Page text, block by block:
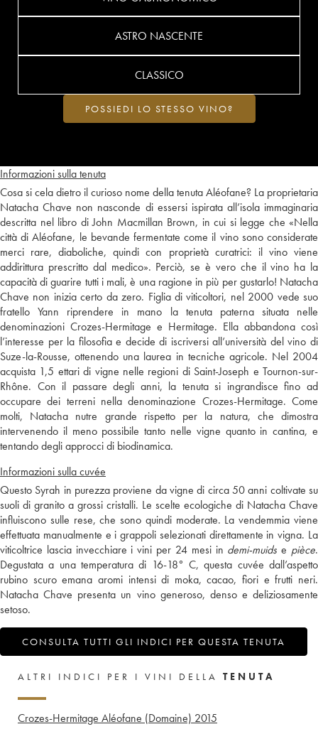
Informazioni sulla tenuta
Cosa si cela dietro il curioso nome della tenuta Aléofane? La proprietaria
Natacha Chave non nasconde di essersi ispirata all’isola immaginaria
descritta nel libro di John Macmillan Brown, in cui si legge che «Nella
città di Aléofane, le bevande fermentate come il vino sono considerate
merci rare, diaboliche, quindi con proprietà curatrici: il vino viene
addirittura prescritto dal medico». Perciò, se è vero che il vino ha la
capacità di guarire tutti i mali, è una ragione in più per gustarlo! Natacha
Chave non inizia certo da zero. Figlia di viticoltori, nel 2000 vede suo
fratello Yann riprendere in mano la tenuta paterna situata nelle
denominazioni Crozes-Hermitage e Hermitage. Ella abbandona così
l’interesse per la filosofia e decide di iscriversi all’università del vino di
Suze-la-Rousse, ottenendo una laurea in tecniche agricole. Nel 2004
acquista 1,5 ettari di vigne nelle regioni di Saint-Joseph e Tournon-sur-
Rhône. Con il passare degli anni, la tenuta si ingrandisce fino ad
occupare dei terreni nella denominazione Crozes-Hermitage. Come
molti, Natacha nutre grande rispetto per la natura, che dimostra
intervenendo il meno possibile tanto nelle vigne quanto in cantina, e
tentando degli approcci di biodinamica.
Informazioni sulla cuvée
Questo Syrah in purezza proviene da vigne di circa 50 anni coltivate su
suoli di granito a grossi cristalli. Le scelte ecologiche di Natacha Chave
influiscono sulle rese, che sono quindi moderate. La vendemmia viene
effettuata manualmente e i grappoli selezionati direttamente in vigna. La
viticoltrice lascia invecchiare i vini per 24 mesi in demi-muids e pièce.
Degustata a una temperatura di 16-18° C, questa cuvée dall’aspetto
rubino scuro emana aromi intensi di moka, cacao, fiori e frutti neri.
Natacha Chave presenta un vino generoso, denso e deliziosamente
setoso.
CONSULTA TUTTI GLI INDICI PER QUESTA TENUTA
ASTRO NASCENTE
CLASSICO
POSSIEDI LO STESSO VINO?
ALTRI INDICI PER I VINI DELLA TENUTA
Crozes-Hermitage Aléofane (Domaine) 2015